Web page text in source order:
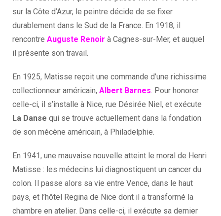
sur la Côte d’Azur, le peintre décide de se fixer
durablement dans le Sud de la France. En 1918, il
rencontre Auguste Renoir à Cagnes-sur-Mer, et auquel
il présente son travail.
En 1925, Matisse reçoit une commande d’une richissime
collectionneur américain, Albert Barnes. Pour honorer
celle-ci, il s’installe à Nice, rue Désirée Niel, et exécute
La Danse qui se trouve actuellement dans la fondation
de son mécène américain, à Philadelphie.
En 1941, une mauvaise nouvelle atteint le moral de Henri
Matisse : les médecins lui diagnostiquent un cancer du
colon. Il passe alors sa vie entre Vence, dans le haut
pays, et l’hôtel Regina de Nice dont il a transformé la
chambre en atelier. Dans celle-ci, il exécute sa dernier